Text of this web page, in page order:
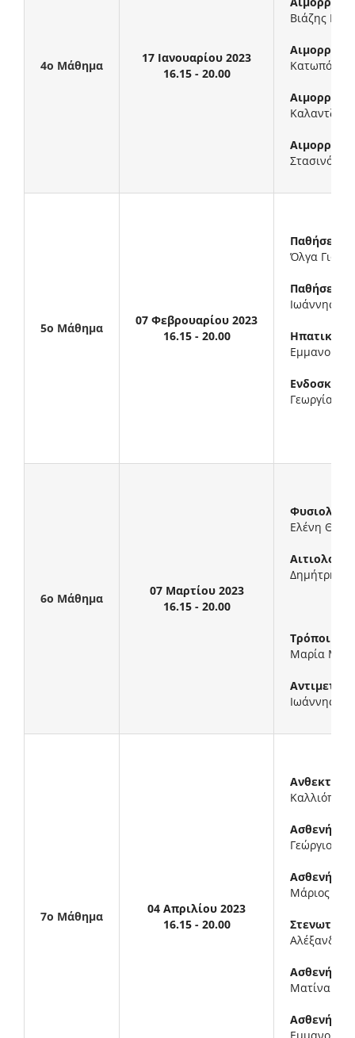
4ο Μάθημα
17 Ιανουαρίου 2023
16.15 - 20.00
Βιάζης
Κατωπόδη
Καλαντζής
Στασινός
5ο Μάθημα
07 Φεβρουαρίου 2023
16.15 - 20.00
Παθήσεις
Όλγα
Παθήσεις
Ιωάννης
Ηπατικά
Εμμανουήλ
Γεωργία
6ο Μάθημα
07 Μαρτίου 2023
16.15 - 20.00
Ελένη
Δημήτρης
Τρόποι
Μαρία
Ιωάννης
7ο Μάθημα
04 Απριλίου 2023
16.15 - 20.00
Ανθεκτική
Καλλιόπη
Ασθενής
Γεώργιος
Ασθενής
Μάριος
Στενωτική
Ασθενής
Ματίνα
Ασθενής